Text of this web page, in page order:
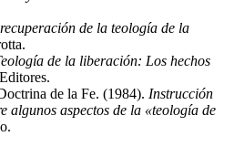
de la teología de la
de la liberación: Los hechos
de la Fe. (1984). Instrucción
algunos aspectos de la «teología de